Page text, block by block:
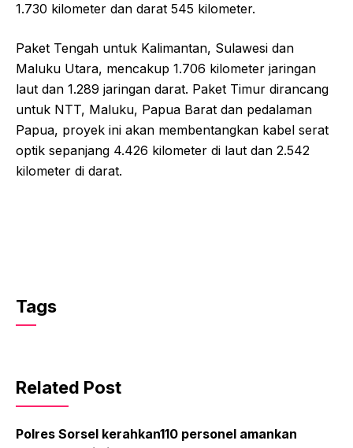
1.730 kilometer dan darat 545 kilometer.
Paket Tengah untuk Kalimantan, Sulawesi dan
Maluku Utara, mencakup 1.706 kilometer jaringan
laut dan 1.289 jaringan darat. Paket Timur dirancang
untuk NTT, Maluku, Papua Barat dan pedalaman
Papua, proyek ini akan membentangkan kabel serat
optik sepanjang 4.426 kilometer di laut dan 2.542
kilometer di darat.
Tags
Related Post
Polres Sorsel kerahkan110 personel amankan